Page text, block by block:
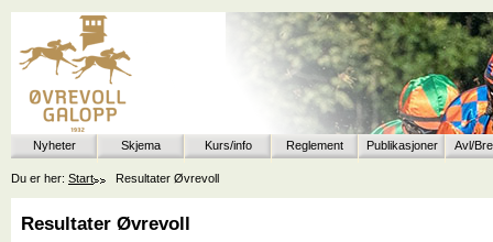
Nyheter Skjema Kurs/info Reglement Publikasjoner Avl/
Du er her: Start Resultater Øvrevoll
Resultater Øvrevoll